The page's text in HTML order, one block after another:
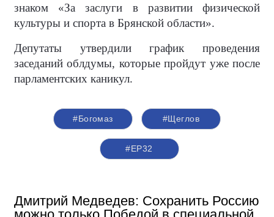
знаком «За заслуги в развитии физической
культуры и спорта в Брянской области».
Депутаты утвердили график проведения
заседаний облдумы, которые пройдут уже после
парламентских каникул.
#Богомаз #Щеглов
#ЕР32
Дмитрий Медведев: Сохранить Россию